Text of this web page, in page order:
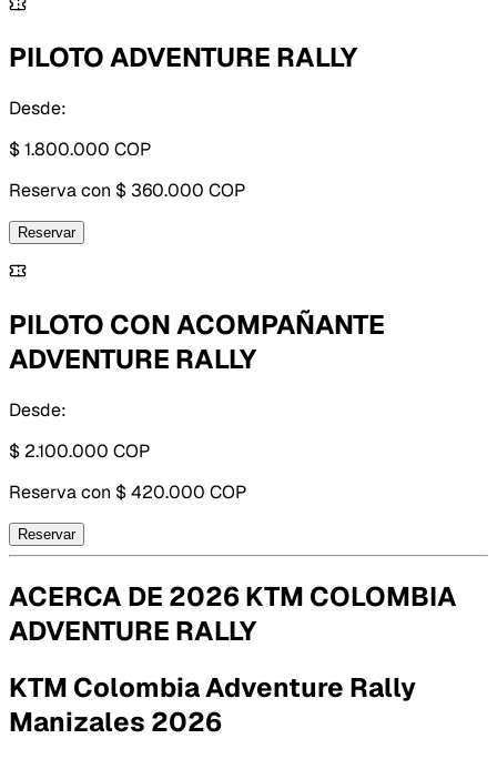
PILOTO ADVENTURE RALLY
Desde:
$ 1.800.000 COP
Reserva con $ 360.000 COP
Reservar
PILOTO CON ACOMPAÑANTE
ADVENTURE RALLY
Desde:
$ 2.100.000 COP
Reserva con $ 420.000 COP
Reservar
ACERCA DE 2026 KTM COLOMBIA
ADVENTURE RALLY
KTM Colombia Adventure Rally
Manizales 2026